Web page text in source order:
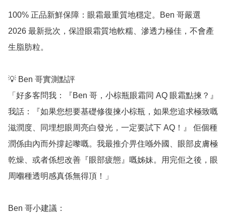
100% 正品新鮮保障：眼霜最重質地穩定。Ben 哥嚴選
2026 最新批次，保證眼霜質地軟糯、滲透力極佳，不會產
生脂肪粒。
💡 Ben 哥實測點評
「好多客問我：『Ben 哥，小棕瓶眼霜同 AQ 眼霜點揀？』
我話：『如果您想要基礎修復揀小棕瓶，如果您追求極致嘅
滋潤度、同埋想眼周亮白發光，一定要試下 AQ！』 佢個種
潤係由內而外撐起嚟嘅。我最推介畀住喺外國、眼部皮膚極
乾燥、或者係想改善『眼部疲態』嘅姊妹。用完佢之後，眼
周嗰種透明感真係無得頂！」
Ben 哥小建議：